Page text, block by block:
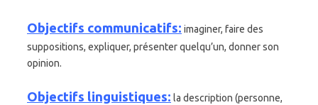
Objectifs communicatifs: imaginer, faire des
suppositions, expliquer, présenter quelqu’un, donner son
opinion.
Objectifs linguistiques: la description (personne,